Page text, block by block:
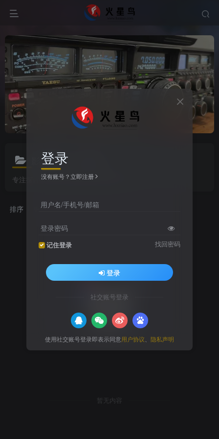
影音娱乐
专注探讨音乐,电影,电视剧为话题的专区！
排序 更新 浏览 点赞
暂无内容
登录
没有账号？立即注册
用户名/手机号/邮箱
登录密码
记住登录 找回密码
登录
社交账号登录
使用社交账号登录即表示同意用户协议 隐私声明